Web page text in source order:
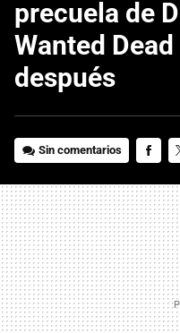
precuela de
Wanted
después
Sin comentarios